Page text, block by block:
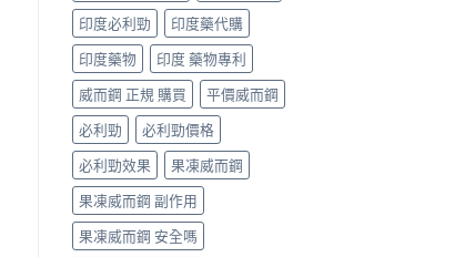
中
購
指
南〉
中
製
藥
選
購
指
南〉
中
印度必利勁
印度藥代購
印度藥物
印度 藥物專利
威而鋼 正規 購買
平價威而鋼
必利勁
必利勁價格
必利勁效果
果凍威而鋼
果凍威而鋼 副作用
果凍威而鋼 安全嗎